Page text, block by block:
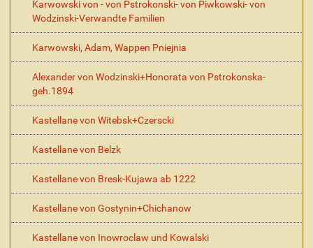
Karwowski von - von Pstrokonski- von Piwkowski- von
Wodzinski-Verwandte Familien
Karwowski, Adam, Wappen Pniejnia
Alexander von Wodzinski+Honorata von Pstrokonska-
geh.1894
Kastellane von Witebsk+Czerscki
Kastellane von Belzk
Kastellane von Bresk-Kujawa ab 1222
Kastellane von Gostynin+Chichanow
Kastellane von Inowroclaw und Kowalski